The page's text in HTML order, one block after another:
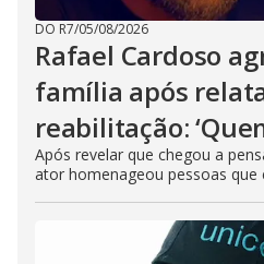
DO R7/05/08/2026
Rafael Cardoso
família após
reabilitação:
Após revelar que chegou a
ator homenageou pessoas que